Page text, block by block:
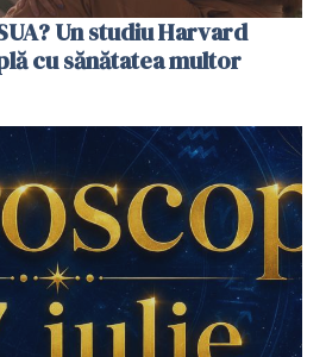
Un studiu Harvard
cu sănătatea multor